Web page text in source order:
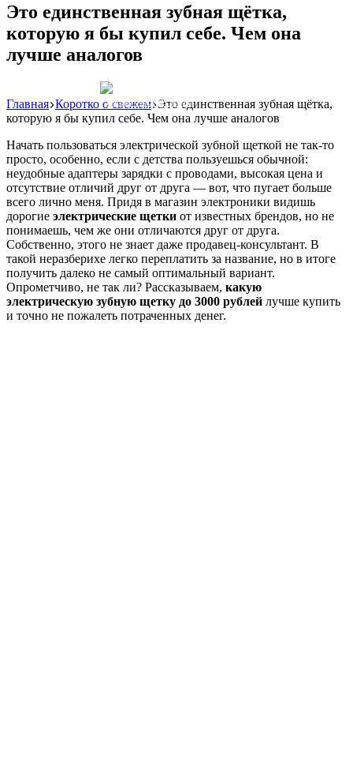
Это единственная зубная щётка,
которую я бы купил себе. Чем она
лучше аналогов
Реклама: WeLANS облако
Главная Коротко о свежем Это единственная зубная щётка,
которую я бы купил себе. Чем она лучше аналогов
Начать пользоваться электрической зубной щеткой не так-то
просто, особенно, если с детства пользуешься обычной:
неудобные адаптеры зарядки с проводами, высокая цена и
отсутствие отличий друг от друга — вот, что пугает больше
всего лично меня. Придя в магазин электроники видишь
дорогие электрические щетки от известных брендов, но не
понимаешь, чем же они отличаются друг от друга.
Собственно, этого не знает даже продавец-консультант. В
такой неразберихе легко переплатить за название, но в итоге
получить далеко не самый оптимальный вариант.
Опрометчиво, не так ли? Рассказываем, какую
электрическую зубную щетку до 3000 рублей лучше купить
и точно не пожалеть потраченных денег.